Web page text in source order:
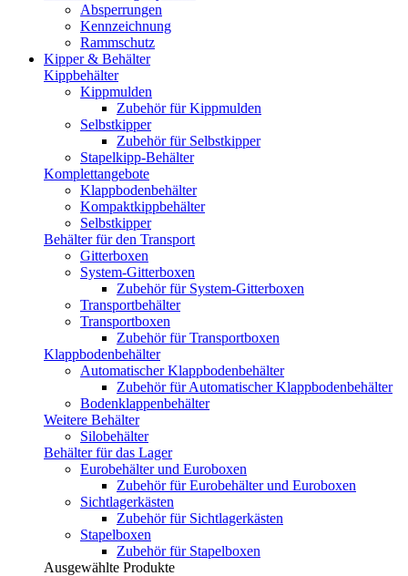
Absperrungen
Kennzeichnung
Rammschutz
Kipper & Behälter
Kippbehälter
Kippmulden
Zubehör für Kippmulden
Selbstkipper
Zubehör für Selbstkipper
Stapelkipp-Behälter
Komplettangebote
Klappbodenbehälter
Kompaktkippbehälter
Selbstkipper
Behälter für den Transport
Gitterboxen
System-Gitterboxen
Zubehör für System-Gitterboxen
Transportbehälter
Transportboxen
Zubehör für Transportboxen
Klappbodenbehälter
Automatischer Klappbodenbehälter
Zubehör für Automatischer Klappbodenbehälter
Bodenklappenbehälter
Weitere Behälter
Silobehälter
Behälter für das Lager
Eurobehälter und Euroboxen
Zubehör für Eurobehälter und Euroboxen
Sichtlagerkästen
Zubehör für Sichtlagerkästen
Stapelboxen
Zubehör für Stapelboxen
Ausgewählte Produkte